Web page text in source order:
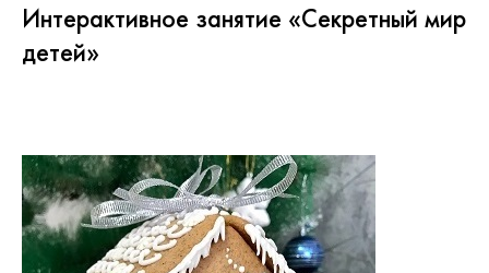
Интерактивное занятие «Секретный мир
детей»